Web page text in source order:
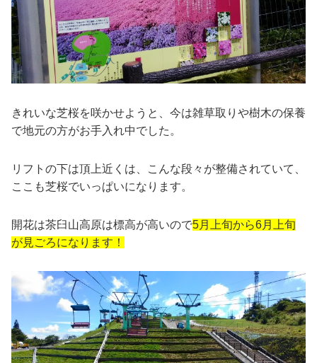
きれいな芝桜を咲かせようと、今は雑草取りや樹木の保養
で地元の方がお手入れ中でした。
リフトの下は頂上近くは、こんな段々が整備されていて、
ここも芝桜でいっぱいになります。
開花は茶臼山高原は標高が高いので5月上旬から6月上旬
が見ごろになります！